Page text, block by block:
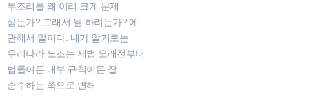
부조리를 왜 이리 크게 문제
삼는가? 그래서 뭘 하려는가?’에
관해서 말이다. 내가 알기로는
우리나라 노조는 제법 오래전부터
법률이든 내부 규칙이든 잘
준수하는 쪽으로 변해 …